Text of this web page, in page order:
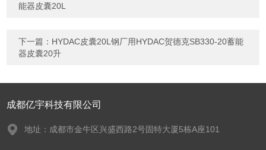
能器皮囊20L
下一篇： HYDAC皮囊20L钢厂用HYDAC贺德克SB330-20蓄能
器皮囊20升
成都亿宇科技有限公司
地址：成都市金牛区兴盛西路2号固特大厦5栋A座101